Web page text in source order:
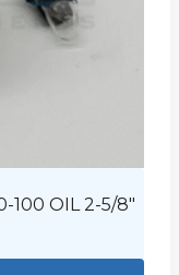
100 OIL 2-5/8″